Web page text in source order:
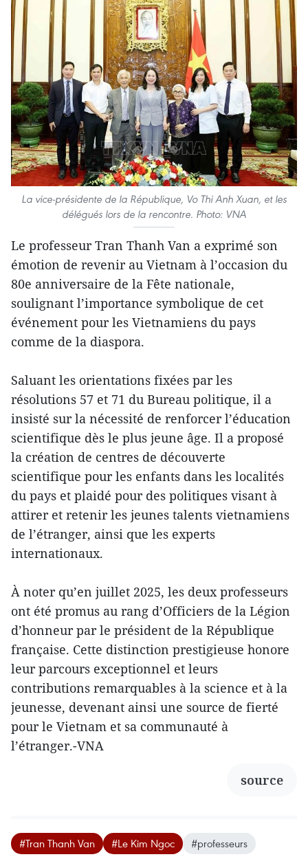
La vice-présidente de la République, Vo Thi Anh Xuan, et les
délégués lors de la rencontre. Photo: VNA
Le professeur Tran Thanh Van a exprimé son
émotion de revenir au Vietnam à l’occasion du
80e anniversaire de la Fête nationale,
soulignant l’importance symbolique de cet
événement pour les Vietnamiens du pays
comme de la diaspora.
Saluant les orientations fixées par les
résolutions 57 et 71 du Bureau politique, il a
insisté sur la nécessité de renforcer l’éducation
scientifique dès le plus jeune âge. Il a proposé
la création de centres de découverte
scientifique pour les enfants dans les localités
du pays et plaidé pour des politiques visant à
attirer et retenir les jeunes talents vietnamiens
de l’étranger, ainsi que les experts
internationaux.
À noter qu’en juillet 2025, les deux professeurs
ont été promus au rang d’Officiers de la Légion
d’honneur par le président de la République
française. Cette distinction prestigieuse honore
leur parcours exceptionnel et leurs
contributions remarquables à la science et à la
jeunesse, devenant ainsi une source de fierté
pour le Vietnam et sa communauté à
l’étranger.-VNA
source
#Tran Thanh Van #Le Kim Ngoc #professeurs